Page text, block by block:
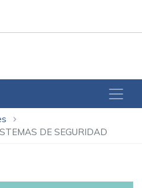
chevron_right
DE SEGURIDAD